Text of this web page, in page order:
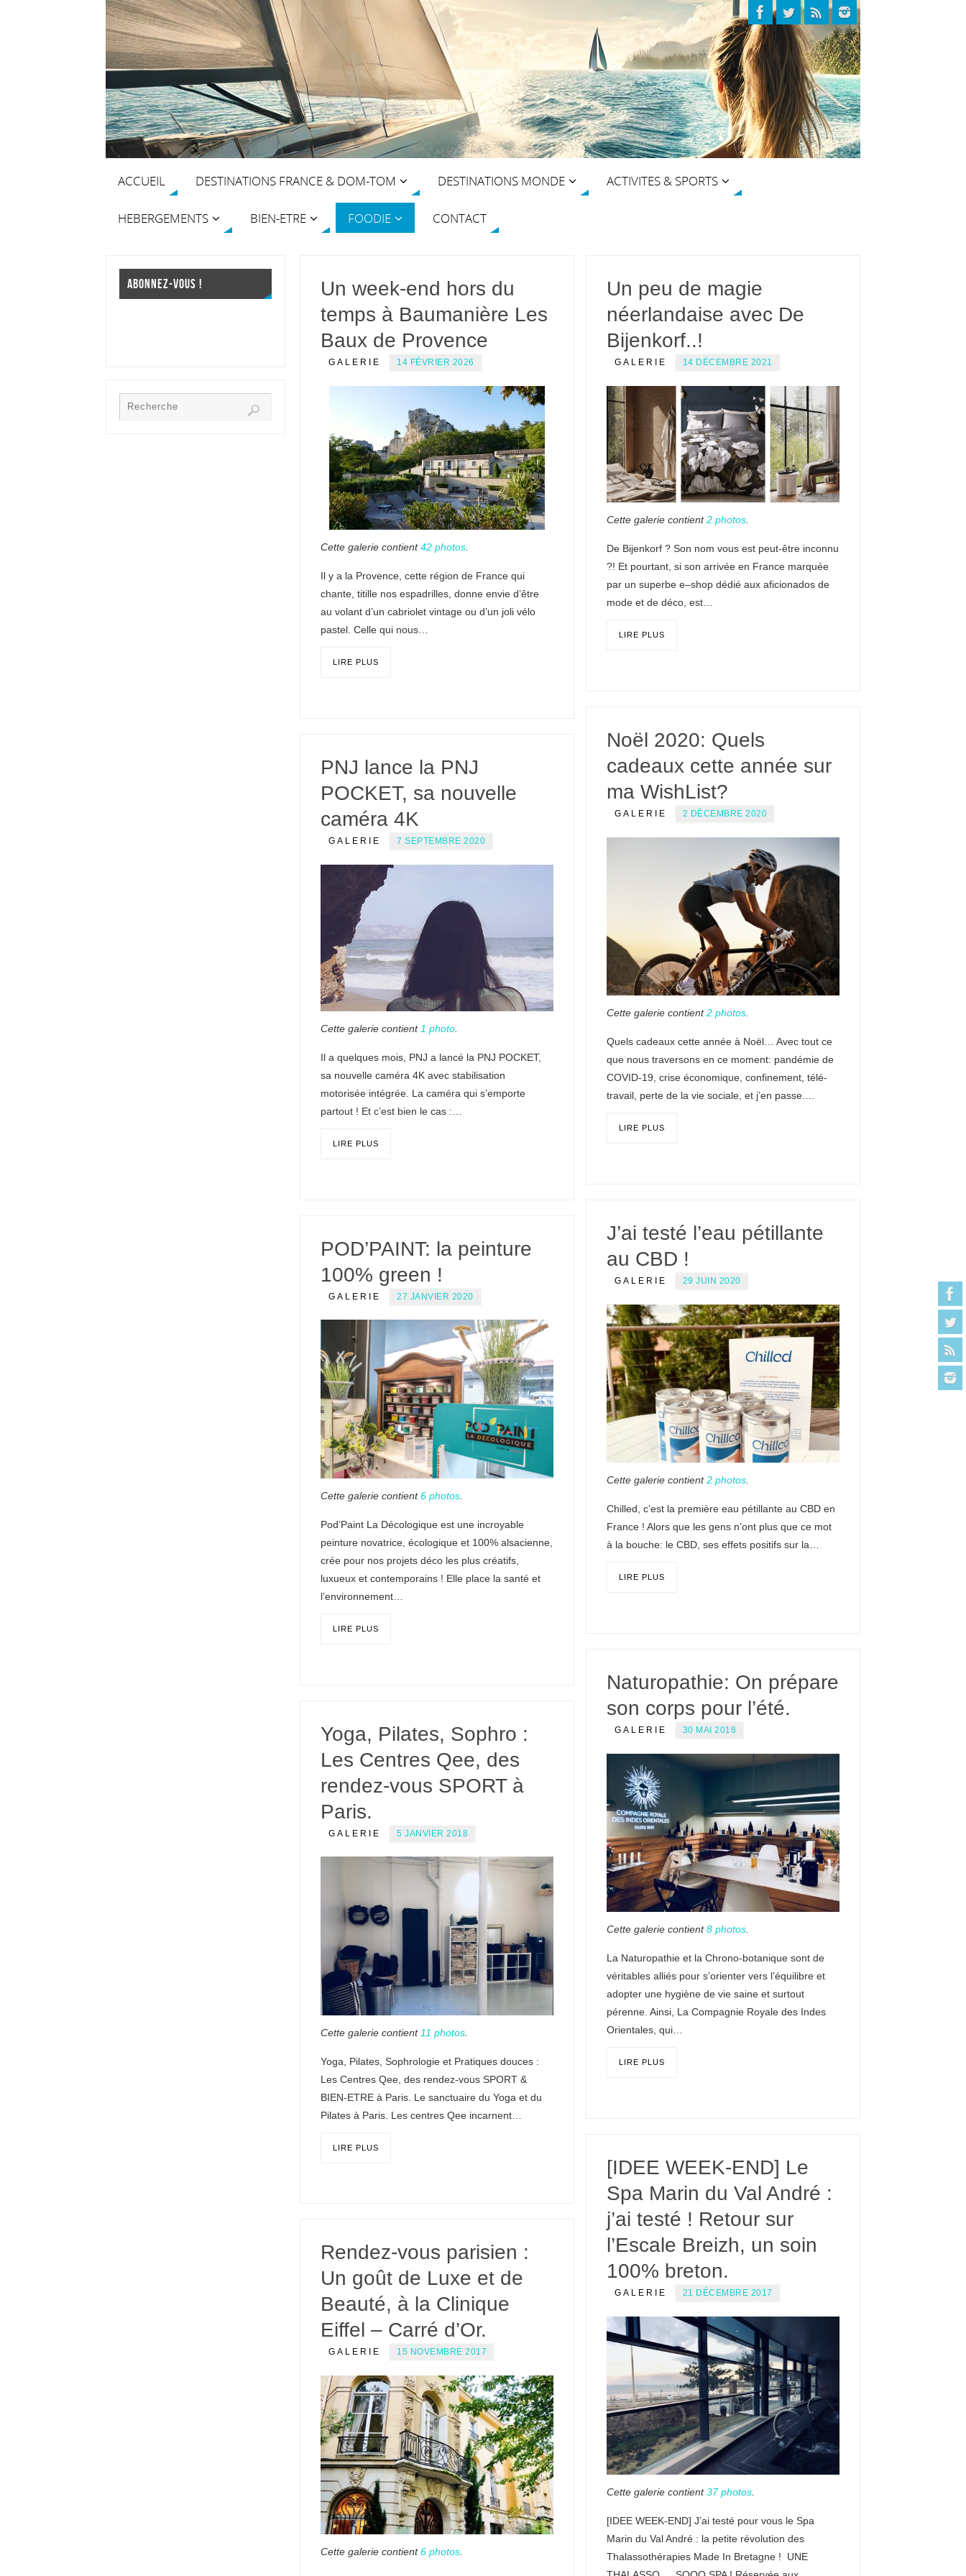
ACCUEIL DESTINATIONS FRANCE & DOM-TOM DESTINATIONS MONDE ACTIVITES & SPORTS
HEBERGEMENTS BIEN-ETRE FOODIE CONTACT
Un week-end hors du
temps à Baumanière Les
Baux de Provence
GALERIE 14 FÉVRIER 2026
Cette galerie contient42 photos
Il y a la Provence, cette région de France qui
chante, titille nos espadrilles, donne envie d’être
au volant d’un cabriolet vintage ou d’un joli vélo
pastel. Celle qui nous…
LIRE PLUS
Un peu de magie
néerlandaise avec De
Bijenkorf..!
GALERIE 14 DÉCEMBRE 2021
Cette galerie contient2 photos.
De Bijenkorf ? Son nom vous est peut-être inconnu
?! Et pourtant, si son arrivée en France marquée
par un superbe e–shop dédié aux aficionados de
mode et de déco, est…
LIRE PLUS
Noël 2020: Quels
cadeaux cette année sur
ma WishList?
GALERIE 2 DÉCEMBRE 2020
Cette galerie contient2 photos.
Quels cadeaux cette année à Noël… Avec tout ce
que nous traversons en ce moment: pandémie de
COVID-19, crise économique, confinement, télé-
travail, perte de la vie sociale, et j’en passe.…
LIRE PLUS
PNJ lance la PNJ
POCKET, sa nouvelle
caméra 4K
GALERIE 7 SEPTEMBRE 2020
Cette galerie contient 1 photo
Il a quelques mois, PNJ a lancé la PNJ POCKET,
sa nouvelle caméra 4K avec stabilisation
motorisée intégrée. La caméra qui s’emporte
partout ! Et c’est bien le cas :…
LIRE PLUS
J’ai testé l’eau pétillante
au CBD !
GALERIE 29 JUIN 2020
Cette galerie contient2 photos.
Chilled, c’est la première eau pétillante au CBD en
France ! Alors que les gens n’ont plus que ce mot
à la bouche: le CBD, ses effets positifs sur la…
LIRE PLUS
POD’PAINT: la peinture
100% green !
GALERIE 27 JANVIER 2020
Cette galerie contient6 photos
Pod’Paint La Décologique est une incroyable
peinture novatrice, écologique et 100% alsacienne,
crée pour nos projets déco les plus créatifs,
luxueux et contemporains ! Elle place la santé et
l’environnement…
LIRE PLUS
Naturopathie: On prépare
son corps pour l’été.
GALERIE 30 MAI 2018
Cette galerie contient8 photos.
La Naturopathie et la Chrono-botanique sont de
véritables alliés pour s’orienter vers l’équilibre et
adopter une hygiène de vie saine et surtout
pérenne. Ainsi, La Compagnie Royale des Indes
Orientales, qui…
LIRE PLUS
Yoga, Pilates, Sophro :
Les Centres Qee, des
rendez-vous SPORT à
Paris.
GALERIE 5 JANVIER 2018
Cette galerie contient 11 photos
Yoga, Pilates, Sophrologie et Pratiques douces :
Les Centres Qee, des rendez-vous SPORT &
BIEN-ETRE à Paris. Le sanctuaire du Yoga et du
Pilates à Paris. Les centres Qee incarnent…
LIRE PLUS
[IDEE WEEK-END] Le
Spa Marin du Val André :
j’ai testé ! Retour sur
l’Escale Breizh, un soin
100% breton.
GALERIE 21 DÉCEMBRE 2017
Cette galerie contient37 photos.
[IDEE WEEK-END] J’ai testé pour vous le Spa
Marin du Val André : la petite révolution des
Thalassothérapies Made In Bretagne ! UNE
Rendez-vous parisien :
Un goût de Luxe et de
Beauté, à la Clinique
Eiffel – Carré d’Or.
GALERIE 15 NOVEMBRE 2017
Cette galerie contient6 photos
ABONNEZ-VOUS !